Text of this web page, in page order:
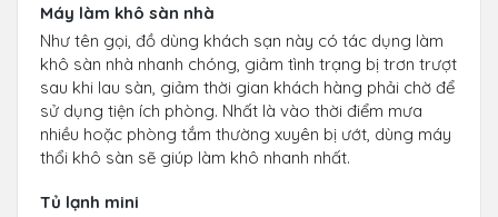
Máy làm khô sàn nhà
Như tên gọi, đồ dùng khách sạn này có tác dụng làm
khô sàn nhà nhanh chóng, giảm tình trạng bị trơn trượt
sau khi lau sàn, giảm thời gian khách hàng phải chờ để
sử dụng tiện ích phòng. Nhất là vào thời điểm mưa
nhiều hoặc phòng tắm thường xuyên bị ướt, dùng máy
thổi khô sàn sẽ giúp làm khô nhanh nhất.
Tủ lạnh mini